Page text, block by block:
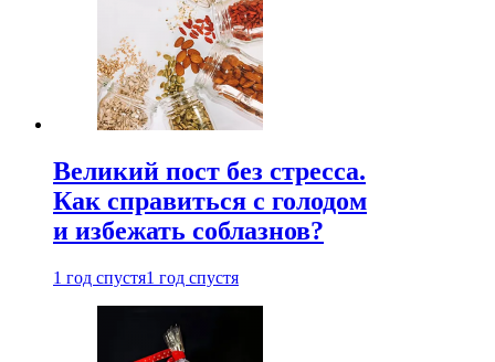
Великий пост без стресса.
Как справиться с голодом
и избежать соблазнов?
1 год спустя1 год спустя